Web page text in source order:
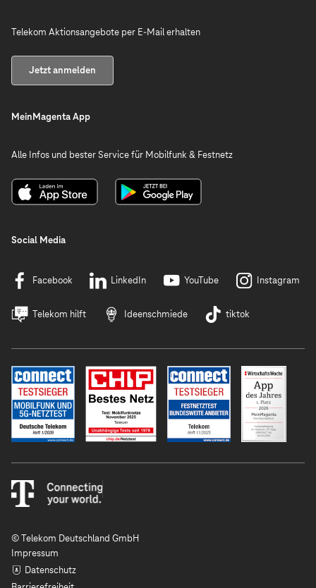
Telekom Aktionsangebote per E-Mail erhalten
Jetzt anmelden
MeinMagenta App
Alle Infos und bester Service für Mobilfunk & Festnetz
Social Media
Facebook LinkedIn YouTube Instagram
Telekom hilft Ideenschmiede tiktok
© Telekom Deutschland GmbH
Impressum
Datenschutz